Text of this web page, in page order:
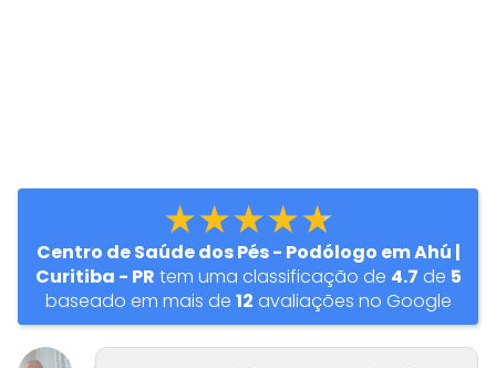
★★★★★
Centro de Saúde dos Pés - Podólogo em Ahú |
Curitiba - PR tem uma classificação de 4.7 de 5
baseado em mais de 12 avaliações no Google